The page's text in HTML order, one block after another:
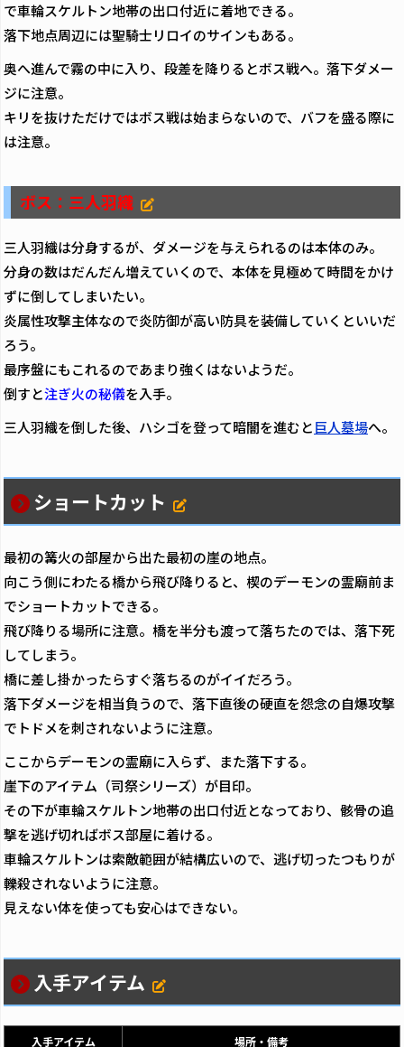
で車輪スケルトン地帯の出口付近に着地できる。
落下地点周辺には聖騎士リロイのサインもある。
奥へ進んで霧の中に入り、段差を降りるとボス戦へ。落下ダメー
ジに注意。
キリを抜けただけではボス戦は始まらないので、バフを盛る際に
は注意。
ボス：三人羽織
三人羽織は分身するが、ダメージを与えられるのは本体のみ。
分身の数はだんだん増えていくので、本体を見極めて時間をかけ
ずに倒してしまいたい。
炎属性攻撃主体なので炎防御が高い防具を装備していくといいだ
ろう。
最序盤にもこれるのであまり強くはないようだ。
倒すと注ぎ火の秘儀を入手。
三人羽織を倒した後、ハシゴを登って暗闇を進むと巨人墓場へ。
ショートカット
最初の篝火の部屋から出た最初の崖の地点。
向こう側にわたる橋から飛び降りると、楔のデーモンの霊廟前ま
でショートカットできる。
飛び降りる場所に注意。橋を半分も渡って落ちたのでは、落下死
してしまう。
橋に差し掛かったらすぐ落ちるのがイイだろう。
落下ダメージを相当負うので、落下直後の硬直を怨念の自爆攻撃
でトドメを刺されないように注意。
ここからデーモンの霊廟に入らず、また落下する。
崖下のアイテム（司祭シリーズ）が目印。
その下が車輪スケルトン地帯の出口付近となっており、骸骨の追
撃を逃げ切ればボス部屋に着ける。
車輪スケルトンは索敵範囲が結構広いので、逃げ切ったつもりが
轢殺されないように注意。
見えない体を使っても安心はできない。
入手アイテム
入手アイテム 場所・備考